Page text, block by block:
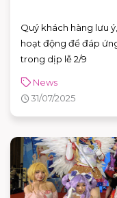
Quý khách hàng lưu
hoạt động để đáp
trong dịp lễ 2/9
News
31/07/2025